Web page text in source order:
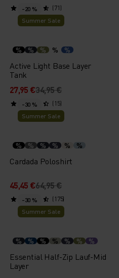
(71)
-20 %
Summer Sale
% % % % %
Active Light Base Layer
Tank
27,95 €34,95 €
(15)
-30 %
Summer Sale
% % % % % %
Cardada Poloshirt
45,45 €64,95 €
(175)
-30 %
Summer Sale
% % % % % % %
Essential Half-Zip Lauf-Mid
Layer